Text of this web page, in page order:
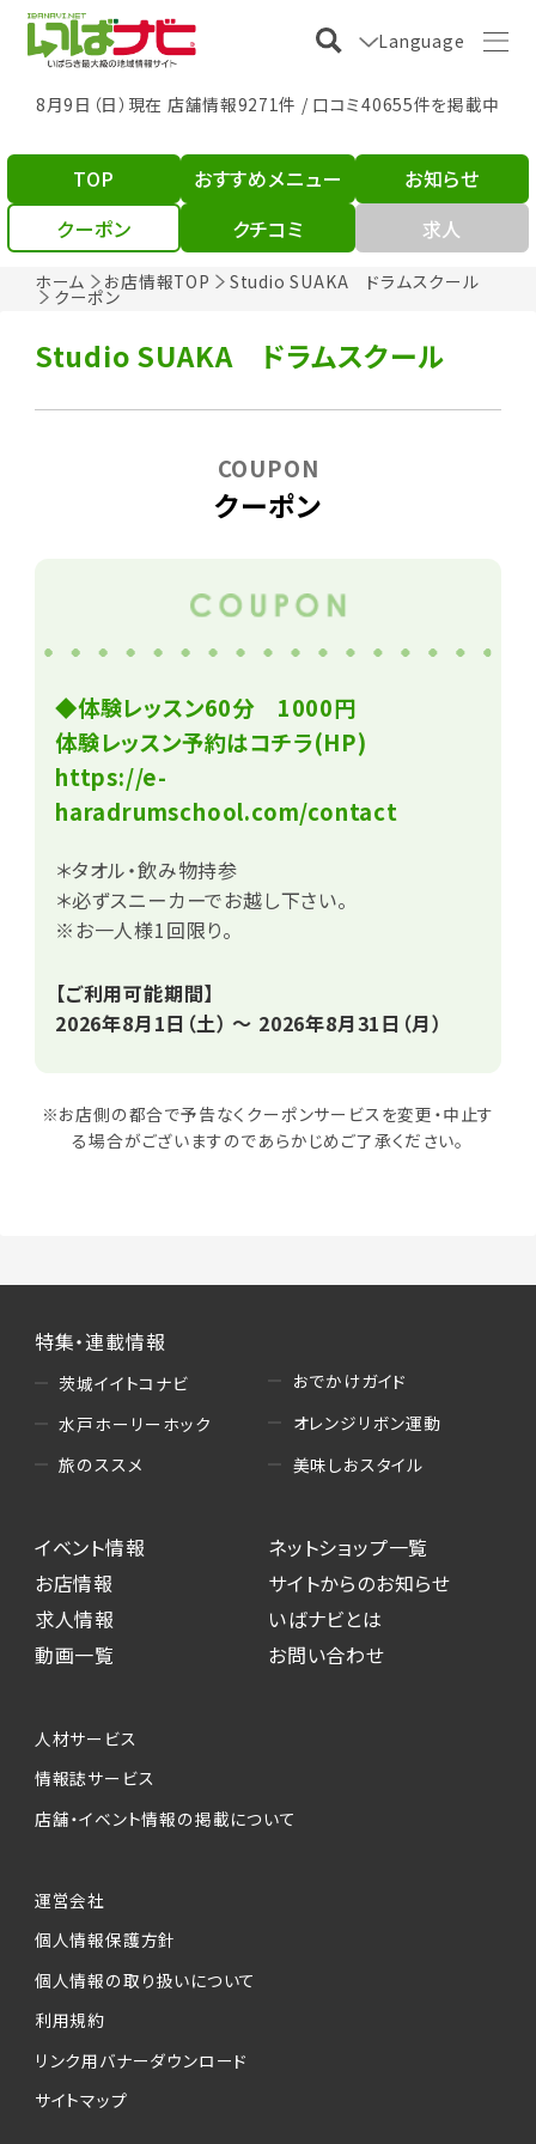
Language
8月9日（日）現在 店舗情報9271件 / 口コミ40655件を掲載中
ホーム お店情報TOP Studio SUAKA ドラムスクール
クーポン
TOP おすすめメニュー
お知らせ
クーポン
クチコミ 求人
Studio SUAKA ドラムスクール
クーポン
COUPON
◆体験レッスン60分 1000円
体験レッスン予約はコチラ(HP)
https://e-
haradrumschool.com/contact
＊タオル・飲み物持参
＊必ずスニーカーでお越し下さい。
※お一人様1回限り。
【ご利用可能期間】
2026年8月1日（土） ～ 2026年8月31日（月）
※お店側の都合で予告なくクーポンサービスを変更・中止す
る場合がございますのであらかじめご了承ください。
特集・連載情報
茨城イイトコナビ
水戸ホーリーホック
旅のススメ
おでかけガイド
オレンジリボン運動
美味しおスタイル
イベント情報
お店情報
求人情報
動画一覧
ネットショップ一覧
サイトからのお知らせ
いばナビとは
お問い合わせ
人材サービス
情報誌サービス
店舗・イベント情報の掲載について
運営会社
個人情報保護方針
個人情報の取り扱いについて
利用規約
リンク用バナーダウンロード
サイトマップ